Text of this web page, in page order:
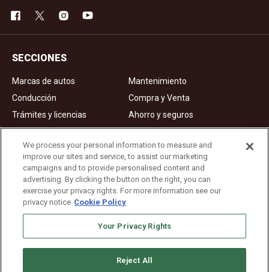
SECCIONES
Marcas de autos
Mantenimiento
Conducción
Compra y Venta
Trámites y licencias
Ahorro y seguros
Noticias
Videos de autos
Ad Choices
About Us
Editorial Guidelines
We process your personal information to measure and
improve our sites and service, to assist our marketing
campaigns and to provide personalised content and
advertising. By clicking the button on the right, you can
exercise your privacy rights. For more information see our
privacy notice Cookie Policy
Your Privacy Rights
Reject All